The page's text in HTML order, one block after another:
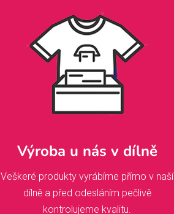
Výroba u nás v dílně
Veškeré produkty vyrábíme přímo v naší
dílně a před odesláním pečlivě
kontrolujeme kvalitu.